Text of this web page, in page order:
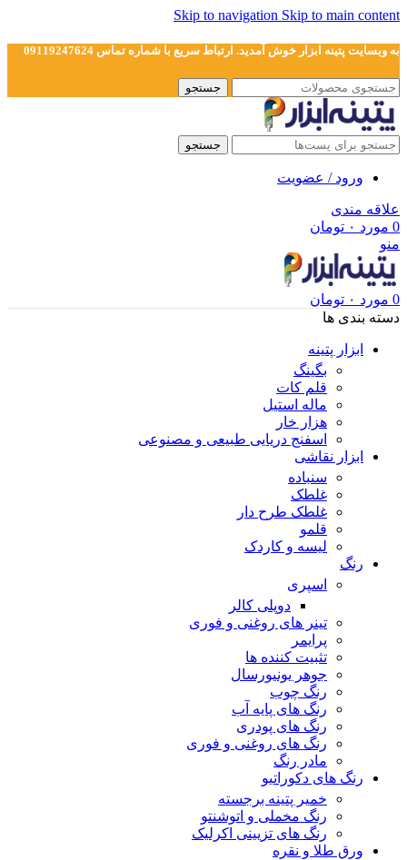
Skip to navigation Skip to main content
به وبسایت پتینه ابزار خوش آمدید. ارتباط سریع با شماره تماس 09119247624
جستجو
جستجو
ورود / عضویت
علاقه مندی
0 مورد ۰ تومان
منو
0 مورد ۰ تومان
دسته بندی ها
ابزار پتینه
بگینگ
قلم کات
ماله استیل
هزار خار
اسفنج دریایی طبیعی و مصنوعی
ابزار نقاشی
سنباده
غلطک
غلطک طرح دار
قلمو
لیسه و کاردک
رنگ
اسپری
دوپلی کالر
تینر های روغنی و فوری
پرایمر
تثبیت کننده ها
جوهر یونیورسال
رنگ چوب
رنگ‌ های پایه آب
رنگ های پودری
رنگ‌ های روغنی و فوری
مادر رنگ
رنگ های دکوراتیو
خمیر پتینه برجسته
رنگ مخملی و اتوشنتو
رنگ های تزیینی اکرلیک
ورق طلا و نقره